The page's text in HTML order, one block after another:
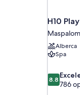
H10
Alberca
Spa
8.8
de
8.8
786